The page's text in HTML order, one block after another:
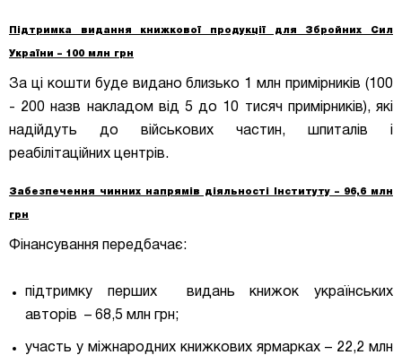
Підтримка видання книжкової продукції для Збройних Сил
України – 100 млн грн
За ці кошти буде видано близько 1 млн примірників (100
- 200 назв накладом від 5 до 10 тисяч примірників), які
надійдуть до військових частин, шпиталів і
реабілітаційних центрів.
Забезпечення чинних напрямів діяльності Інституту – 96,6 млн
грн
Фінансування передбачає:
підтримку перших видань книжок українських
авторів – 68,5 млн грн;
участь у міжнародних книжкових ярмарках – 22,2 млн